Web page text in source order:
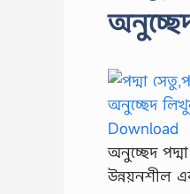
অনুচ্ছেদ
উন্নয়নশীল